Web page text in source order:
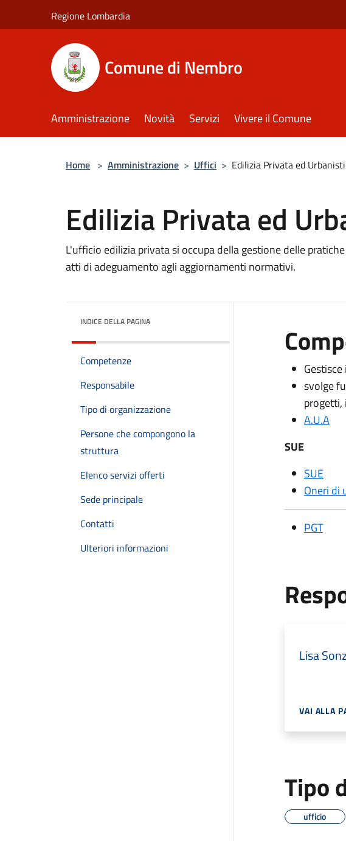
Regione Lombardia
Comune di Nembro
Amministrazione Novità Servizi Vivere il Comune
Home > Amministrazione > Uffici > Edilizia Privata ed
Edilizia Privata ed
L'ufficio edilizia privata si occupa della gestione delle
atti di adeguamento agli aggiornamenti normativi.
INDICE DELLA PAGINA
Competenze
Responsabile
Tipo di organizzazione
Persone che compongono la
struttura
Elenco servizi offerti
Sede principale
Contatti
Ulteriori informazioni
svolge
progetti,
A.U.A
SUE
SUE
Oneri di
PGT
Lisa
VAI ALLA
Tipo
ufficio